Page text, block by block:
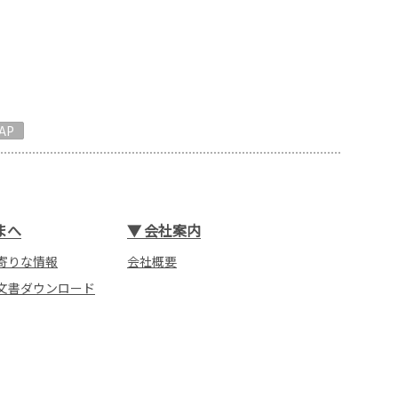
へ
りな情報
書ダウンロード
▼会社案内
会社概要